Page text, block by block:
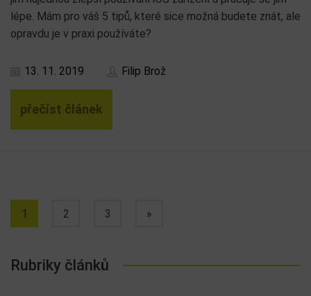
lépe. Mám pro váš 5 tipů, které sice možná budete znát, ale
opravdu je v praxi používáte?
13. 11. 2019 Filip Brož
přečíst článek
1 2 3 »
Rubriky článků